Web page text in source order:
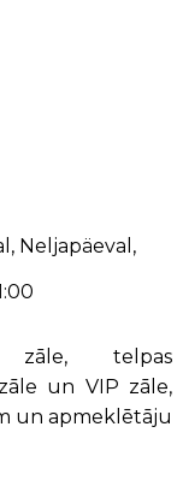
Neljapäeval,
zāle, telpas
un VIP zāle,
un apmeklētāju